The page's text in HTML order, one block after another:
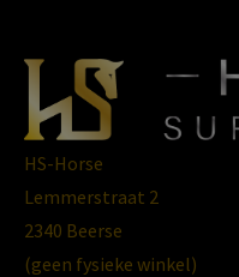
HS-Horse
Lemmerstraat 2
2340 Beerse
(geen fysieke winkel)